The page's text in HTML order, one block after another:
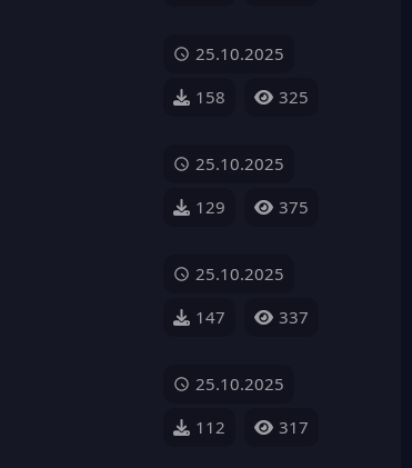
25.10.2025
158
325
25.10.2025
129
375
25.10.2025
147
337
25.10.2025
112
317